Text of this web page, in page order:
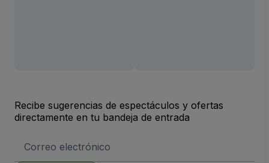
Recibe sugerencias de espectáculos y ofertas
directamente en tu bandeja de entrada
de